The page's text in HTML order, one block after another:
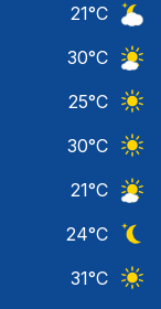
21°C
30°C
25°C
30°C
21°C
24°C
31°C